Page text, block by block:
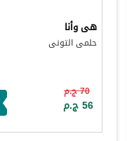
هى وأنا
حلمى التونى
70 ج.م
56 ج.م